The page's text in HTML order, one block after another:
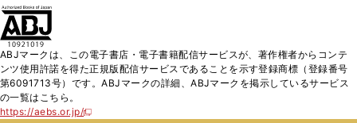
く
ド
ウ
で
ィ
ン
ド
ABJマークは、この電子書店・電子書籍配信サービスが、著作権者からコンテ
ンツ使用許諾を得た正規版配信サービスであることを示す登録商標（登録番号
第6091713号）です。ABJマークの詳細、ABJマークを掲示しているサービス
の一覧はこちら。
https://aebs.or.jp/
新